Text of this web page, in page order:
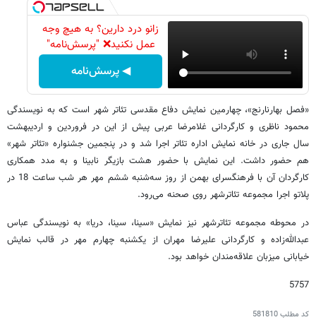
زانو درد دارین؟ به هیچ وجه
عمل نکنید❌ "پرسش‌نامه"
◀ پرسش‌نامه
«فصل بهار‌نارنج»، چهارمین نمایش دفاع مقدسی تئاتر شهر است که به نویسندگی
محمود ناظری و کارگردانی غلامرضا عربی پیش از این در فروردین و اردیبهشت
سال جاری در خانه نمایش اداره تئاتر اجرا شد و در پنجمین جشنواره «تئاتر شهر»
هم حضور داشت. این نمایش با حضور هشت بازیگر نابینا و به مدد همکاری
کارگردان آن با فرهنگسرای بهمن از روز سه‌شنبه ششم مهر هر شب ساعت 18 در
پلاتو اجرا مجموعه تئاتر‌شهر روی صحنه می‌رود.
در محوطه مجموعه تئاتر‌شهر نیز نمایش «سینا، سینا، دریا» به نویسندگی عباس
عبدالله‌زاده و کارگردانی علیرضا مهران از یکشنبه چهارم مهر در قالب نمایش
خیابانی میزبان علاقه‌مندان خواهد بود.
5757
کد مطلب581810